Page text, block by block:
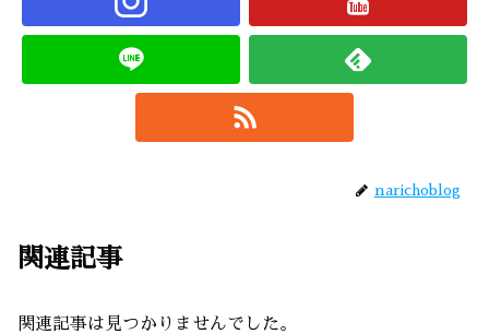
narichoblog
関連記事
関連記事は見つかりませんでした。